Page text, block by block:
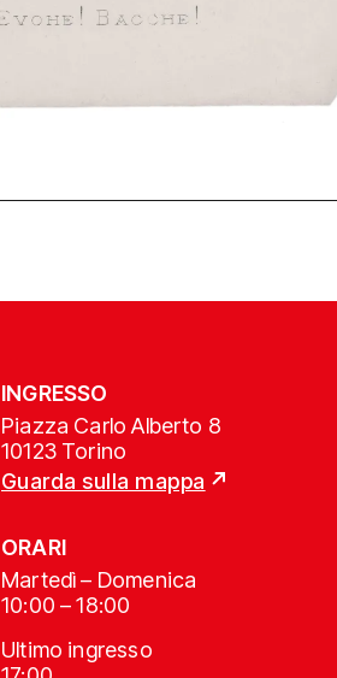
INGRESSO
Piazza Carlo Alberto 8
10123 Torino
Guarda sulla mappa
ORARI
Martedì – Domenica
10:00 – 18:00
Ultimo ingresso